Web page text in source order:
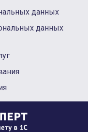
данных
данных